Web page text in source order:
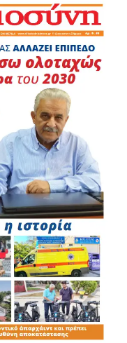
και παραγωγικών
της κοινωνίας
παρουσίασε με
και
των 352 έργων και
στους 66 Δήμους